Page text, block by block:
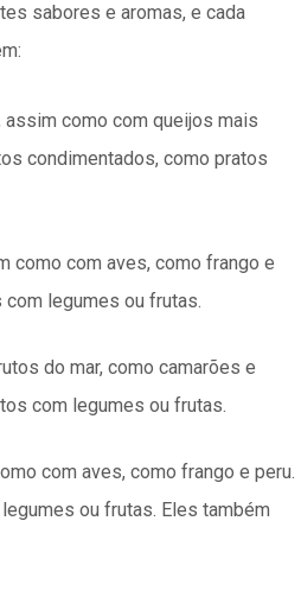
sabores e aromas, e cada
como com queijos mais
condimentados, como pratos
como com aves, como frango e
legumes ou frutas.
do mar, como camarões e
com legumes ou frutas.
com aves, como frango e peru.
ou frutas. Eles também